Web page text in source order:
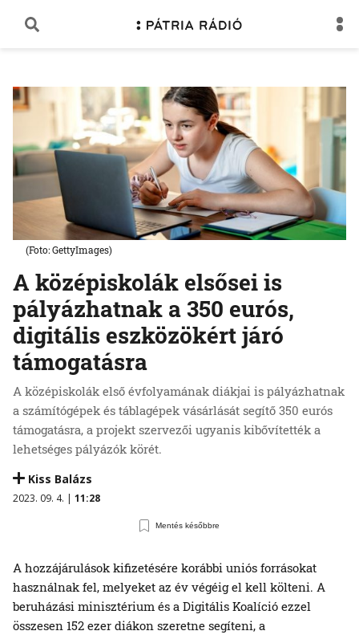
A középiskolák elsősei is
pályázhatnak a 350 eurós,
digitális eszközökért járó
támogatásra
A középiskolák első évfolyamának diákjai is pályázhatnak
a számítógépek és táblagépek vásárlását segítő 350 eurós
támogatásra, a projekt szervezői ugyanis kibővítették a
lehetséges pályázók körét.
Kiss Balázs
2023. 09. 4. | 11:28
Mentés későbbre
(Foto: GettyImages)
A hozzájárulások kifizetésére korábbi uniós forrásokat
használnak fel, melyeket az év végéig el kell költeni. A
beruházási minisztérium és a Digitális Koalíció ezzel
összesen 152 ezer diákon szeretne segíteni, a